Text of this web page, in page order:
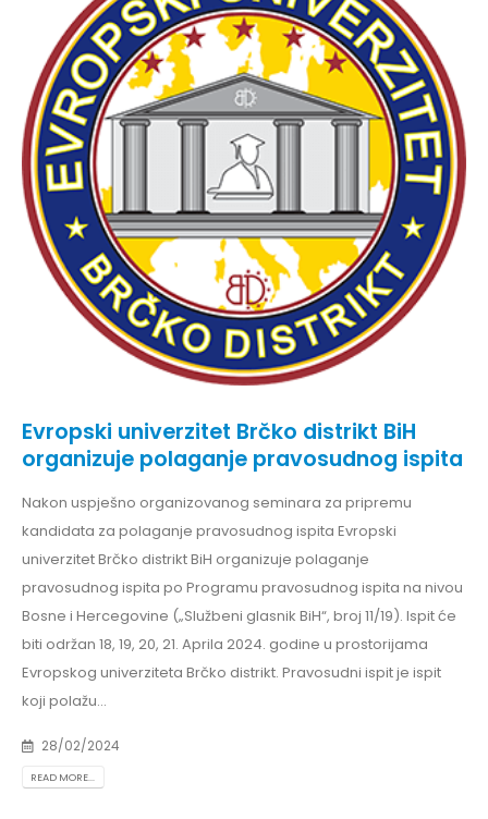
Evropski univerzitet Brčko distrikt BiH
organizuje polaganje pravosudnog ispita
Nakon uspješno organizovanog seminara za pripremu
kandidata za polaganje pravosudnog ispita Evropski
univerzitet Brčko distrikt BiH organizuje polaganje
pravosudnog ispita po Programu pravosudnog ispita na nivou
Bosne i Hercegovine („Službeni glasnik BiH“, broj 11/19). Ispit će
biti održan 18, 19, 20, 21. Aprila 2024. godine u prostorijama
Evropskog univerziteta Brčko distrikt. Pravosudni ispit je ispit
koji polažu...
28/02/2024
READ MORE...